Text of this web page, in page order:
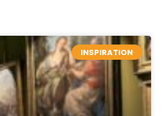
INSPIRATION